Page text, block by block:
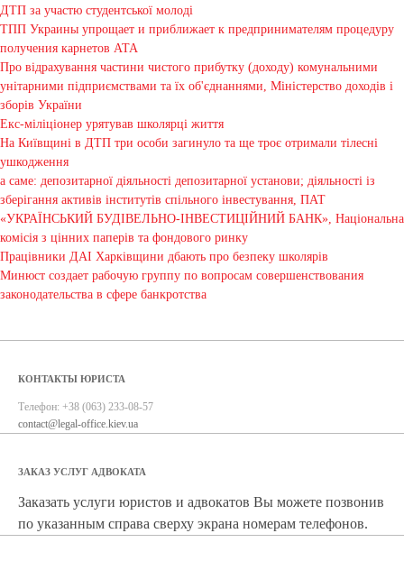
ДТП за участю студентської молоді
ТПП Украины упрощает и приближает к предпринимателям процедуру
получения карнетов АТА
Про відрахування частини чистого прибутку (доходу) комунальними
унітарними підприємствами та їх об'єднаннями, Міністерство доходів і
зборів України
Екс-міліціонер урятував школярці життя
На Київщині в ДТП три особи загинуло та ще троє отримали тілесні
ушкодження
а саме: депозитарної діяльності депозитарної установи; діяльності із
зберігання активів інститутів спільного інвестування, ПАТ
«УКРАЇНСЬКИЙ БУДІВЕЛЬНО-ІНВЕСТИЦІЙНИЙ БАНК», Національна
комісія з цінних паперів та фондового ринку
Працівники ДАІ Харківщини дбають про безпеку школярів
Минюст создает рабочую группу по вопросам совершенствования
законодательства в сфере банкротства
КОНТАКТЫ ЮРИСТА
Телефон: +38 (063) 233-08-57
contact@legal-office.kiev.ua
ЗАКАЗ УСЛУГ АДВОКАТА
Заказать услуги юристов и адвокатов Вы можете позвонив
по указанным справа сверху экрана номерам телефонов.